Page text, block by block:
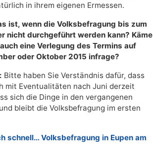
in ihrem eigenen Ermessen.
ist, wenn die Volksbefragung bis zum
nicht durchgeführt werden kann? Käme
eine Verlegung des Termins auf
oder Oktober 2015 infrage?
Bitte haben Sie Verständnis dafür, dass
mit Eventualitäten nach Juni derzeit
sich die Dinge in den vergangenen
bleibt die Volksbefragung im ersten
schnell… Volksbefragung in Eupen am